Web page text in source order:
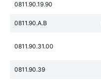
0811.90.19.90
0811.90.A.B
0811.90.31.00
0811.90.39